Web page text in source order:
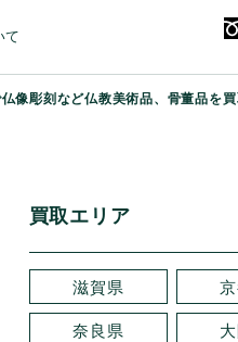
て
像彫刻など仏教美術品、骨董品を買
買取エリア
滋賀県
奈良県